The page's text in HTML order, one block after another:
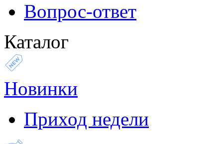
Вопрос-ответ
Каталог
Новинки
Приход недели